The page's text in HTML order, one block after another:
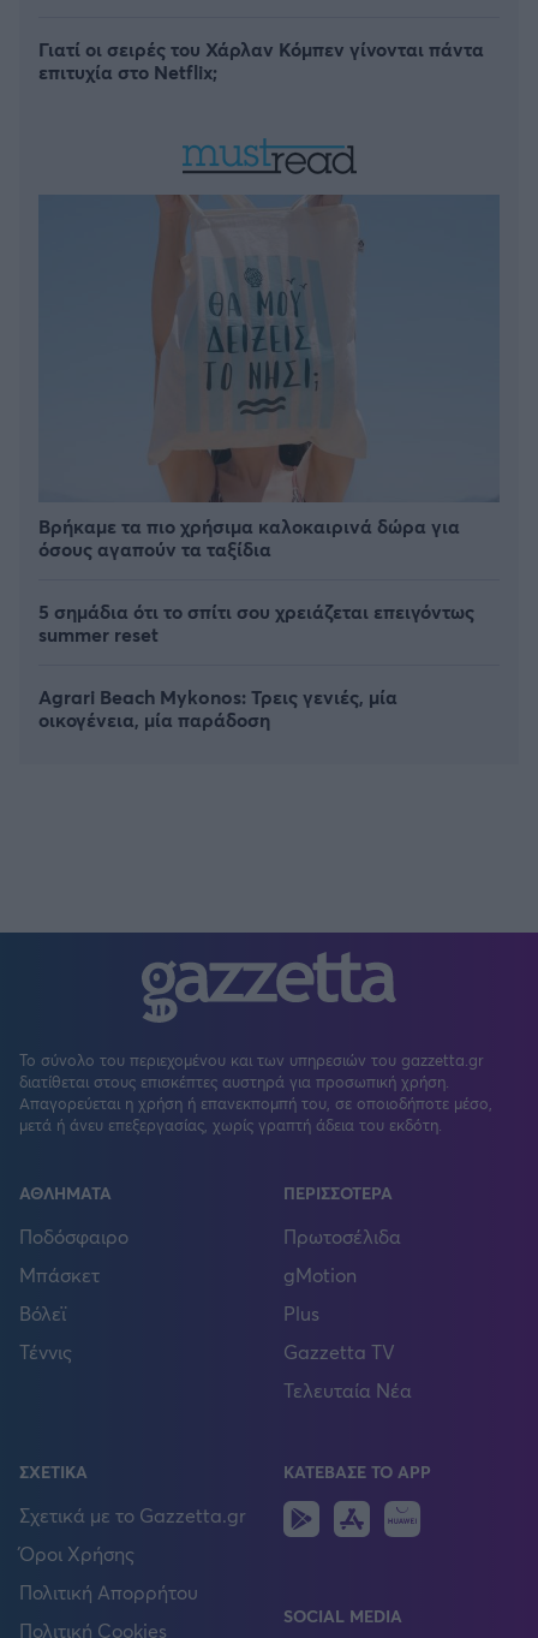
Γιατί οι σειρές του Χάρλαν Κόμπεν γίνονται πάντα
επιτυχία στο Netflix;
Βρήκαμε τα πιο χρήσιμα καλοκαιρινά δώρα για
όσους αγαπούν τα ταξίδια
5 σημάδια ότι το σπίτι σου χρειάζεται επειγόντως
summer reset
Agrari Beach Mykonos: Τρεις γενιές, μία
οικογένεια, μία παράδοση
Το σύνολο του περιεχομένου και των υπηρεσιών του gazzetta.gr
διατίθεται στους επισκέπτες αυστηρά για προσωπική χρήση.
Απαγορεύεται η χρήση ή επανεκπομπή του, σε οποιοδήποτε μέσο,
μετά ή άνευ επεξεργασίας, χωρίς γραπτή άδεια του εκδότη.
ΑΘΛΗΜΑΤΑ
Ποδόσφαιρο
Μπάσκετ
Βόλεϊ
Τέννις
ΠΕΡΙΣΣΟΤΕΡΑ
Πρωτοσέλιδα
gMotion
Plus
Gazzetta TV
Τελευταία Νέα
ΣΧΕΤΙΚΑ
Σχετικά με το Gazzetta.gr
Όροι Χρήσης
Πολιτική Απορρήτου
Πολιτική Cookies
ΚΑΤΕΒΑΣΕ ΤΟ APP
Android
IOS
SOCIAL MEDIA